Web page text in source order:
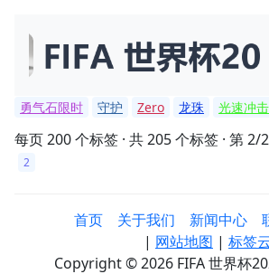
勇气石限时 守护 Zero 龙珠 光速冲击
每页 200 个标签 · 共 205 个标签 · 第 2/
2
首页 关于我们 新闻中心
| 网站地图 | 标签
Copyright © 2026 FIFA 世界杯